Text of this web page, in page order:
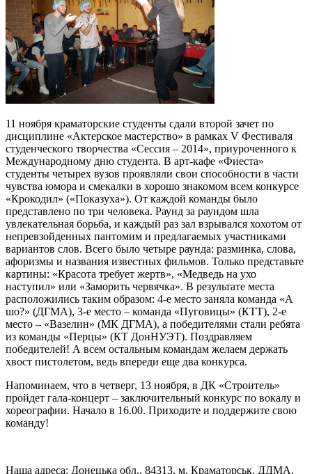
11 ноября краматорские студенты сдали второй зачет по
дисциплине «Актерское мастерство» в рамках V Фестиваля
студенческого творчества «Сессия – 2014», приуроченного к
Международному дню студента. В арт-кафе «Фиеста»
студенты четырех вузов проявляли свои способности в части
чувства юмора и смекалки в хорошо знакомом всем конкурсе
«Крокодил» («Показуха»). От каждой команды было
представлено по три человека. Раунд за раундом шла
увлекательная борьба, и каждый раз зал взрывался хохотом от
непревзойденных пантомим и предлагаемых участниками
вариантов слов. Всего было четыре раунда: разминка, слова,
афоризмы и названия известных фильмов. Только представьте
картины: «Красота требует жертв», «Медведь на ухо
наступил» или «Заморить червячка». В результате места
расположились таким образом: 4-е место заняла команда «А
шо?» (ДГМА), 3-е место – команда «Пуговицы» (КТТ), 2-е
место – «Вазелин» (МК ДГМА), а победителями стали ребята
из команды «Перцы» (КТ ДонНУЭТ). Поздравляем
победителей! А всем остальным командам желаем держать
хвост пистолетом, ведь впереди еще два конкурса.
Напоминаем, что в четверг, 13 ноября, в ДК «Строитель»
пройдет гала-концерт – заключительный конкурс по вокалу и
хореографии. Начало в 16.00. Приходите и поддержите свою
команду!
Наша адреса: Донецька обл., 84313, м. Краматорськ, ДДМА,